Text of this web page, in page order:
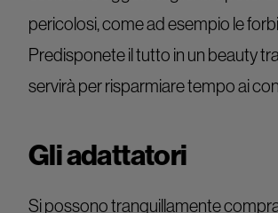
pericolosi, come ad esempio le
Predisponete il tutto in un beauty
servirà per risparmiare tempo ai
Gli adattatori
Si possono tranquillamente